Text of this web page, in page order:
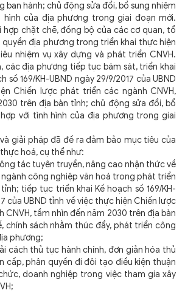
ban hành; chủ động sửa đổi, bổ sung nhiệm
hình của địa phương trong giai đoạn mới.
hợp chặt chẽ, đồng bộ của các cơ quan, tổ
địa phương trong triển khai thực hiện
nhiệm vụ xây dựng và phát triển CNVH.
các địa phương tiếp tục bám sát, triển khai
số 169/KH-UBND ngày 29/9/2017 của UBND
Chiến lược phát triển các ngành CNVH,
trên địa bàn tỉnh; chủ động sửa đổi, bổ
với tình hình của địa phương trong giai
pháp đã đề ra đảm bảo mục tiêu của
hoá, cụ thể như:
tác tuyên truyền, nâng cao nhận thức về
công nghiệp văn hoá trong phát triển
tiếp tục triển khai Kế hoạch số 169/KH-
của UBND tỉnh về việc thực hiện Chiến lược
CNVH, tầm nhìn đến năm 2030 trên địa bàn
chính sách nhằm thúc đẩy, phát triển công
phương;
thủ tục hành chính, đơn giản hóa thủ
cấp, phân quyền đi đôi tạo điều kiện thuận
doanh nghiệp trong việc tham gia xây